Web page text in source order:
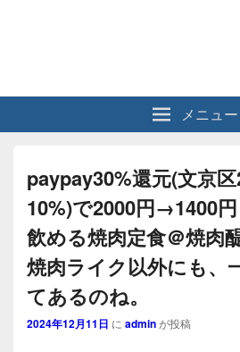
メニュー
paypay30%還元(文京
10%)で2000円→1400
飲める焼肉定食＠焼肉
焼肉ライク以外にも、
てあるのね。
2024年12月11日 に adminが投稿